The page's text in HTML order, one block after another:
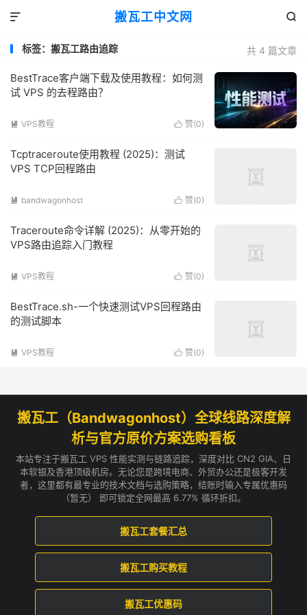
搬瓦工中文网 

共 4 篇文章
标签：搬瓦工路由追踪
BestTrace客户端下载及使用教程：如何测
试 VPS 的去程路由？
 赞(0)
 VPS教程
Tcptraceroute使用教程 (2025)：测试
VPS TCP回程路由
 赞(0)
 bandwagonhost
Traceroute命令详解 (2025)：从零开始的
VPS路由追踪入门教程
 赞(0)
 VPS教程
BestTrace.sh-一个快速测试VPS回程路由
的测试脚本
 赞(0)
 VPS教程
搬瓦工（Bandwagonhost）全球线路深度解
析与官方原价方案选购看板
本站专注于搬瓦工 VPS 性能实测与链路追踪，深度对比 CN2 GIA、日
本软银及香港顶级机房。无论您是跨境电商、外贸办公还是极客开发
者，这里都有最专业的技术文档与选购策略，结账时输入专属优惠码
（暂无） 即可锁定全网最高 6.77% 循环折扣。
搬瓦工套餐汇总
搬瓦工购买教程
搬瓦工优惠码